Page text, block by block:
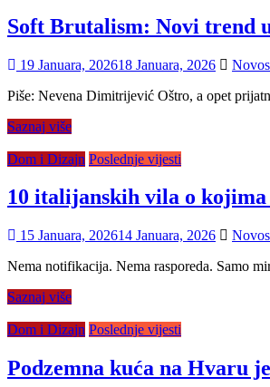
Soft Brutalism: Novi trend
19 Januara, 202618 Januara, 2026
Piše: Nevena Dimitrijević Oštro, a opet
Saznaj više
Dom i Dizajn Poslednje vijesti
10 italijanskih vila o
15 Januara, 202614 Januara, 2026
Nema notifikacija. Nema rasporeda. Samo
Saznaj više
Dom i Dizajn Poslednje vijesti
Podzemna kuća na Hvaru